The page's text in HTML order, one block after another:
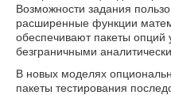
Возможности задания
расширенные функции
обеспечивают пакеты опций
безграничными
В новых моделях
пакеты тестирования